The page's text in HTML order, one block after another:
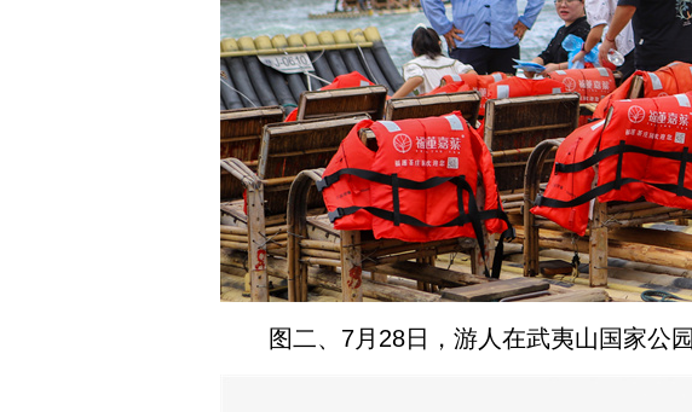
图二、7月28日，游人在武夷山国家公